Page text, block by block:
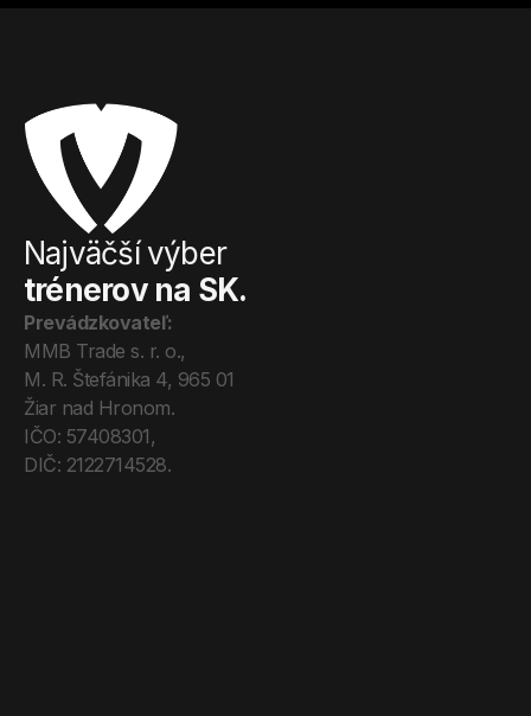
Najväčší výber
trénerov na SK.
Prevádzkovateľ:
MMB Trade s. r. o.,
M. R. Štefánika 4, 965 01
Žiar nad Hronom.
IČO: 57408301,
DIČ: 2122714528.